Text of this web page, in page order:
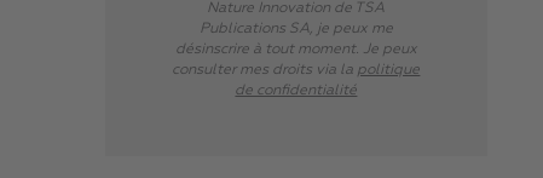
Nature Innovation de TSA
Publications SA, je peux me
désinscrire à tout moment. Je peux
consulter mes droits via la politique
de confidentialité